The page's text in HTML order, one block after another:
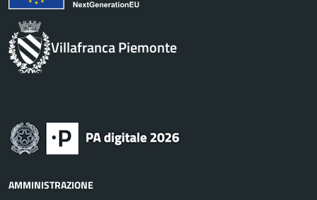
Villafranca Piemonte
AMMINISTRAZIONE